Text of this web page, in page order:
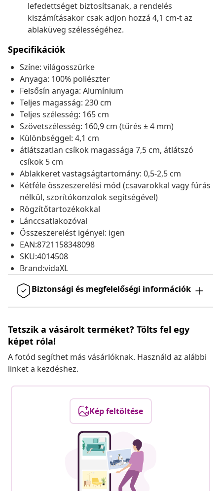
lefedettséget biztosítsanak, a rendelés
kiszámításakor csak adjon hozzá 4,1 cm-t az
ablaküveg szélességéhez.
Specifikációk
Színe: világosszürke
Anyaga: 100% poliészter
Felsősín anyaga: Alumínium
Teljes magasság: 230 cm
Teljes szélesség: 165 cm
Szövetszélesség: 160,9 cm (tűrés ± 4 mm)
Különbséggel: 4,1 cm
átlátszatlan csíkok magassága 7,5 cm, átlátszó
csíkok 5 cm
Ablakkeret vastagságtartomány: 0,5-2,5 cm
Kétféle összeszerelési mód (csavarokkal vagy fúrás
nélkül, szorítókonzolok segítségével)
Rögzítőtartozékokkal
Lánccsatlakozóval
Összeszerelést igényel: igen
EAN:8721158348098
SKU:4014508
Brand:vidaXL
Biztonsági és megfelelőségi információk
Tetszik a vásárolt terméket? Tölts fel egy
képet róla!
A fotód segíthet más vásárlóknak. Használd az alábbi
linket a kezdéshez.
Kép feltöltése